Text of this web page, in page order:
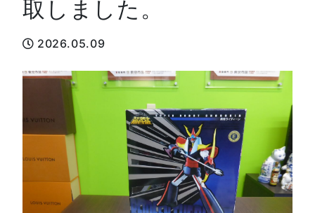
取しました。
2026.05.09